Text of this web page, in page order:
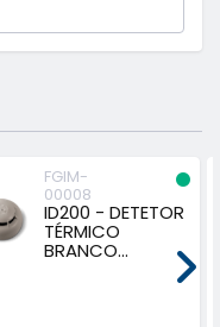
FGIM-
00008
ID200 - DETETOR
TÉRMICO
BRANCO...